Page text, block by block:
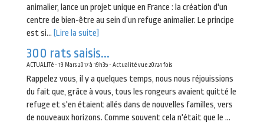
animalier, lance un projet unique en France : la création d'un
centre de bien-être au sein d’un refuge animalier. Le principe
est si... [Lire la suite]
300 rats saisis...
ACTUALITé - 19 Mars 2017 à 19h35 - Actualité vue 20724 fois
Rappelez vous, il y a quelques temps, nous nous réjouissions
du fait que, grâce à vous, tous les rongeurs avaient quitté le
refuge et s'en étaient allés dans de nouvelles familles, vers
de nouveaux horizons. Comme souvent cela n'était que le ...